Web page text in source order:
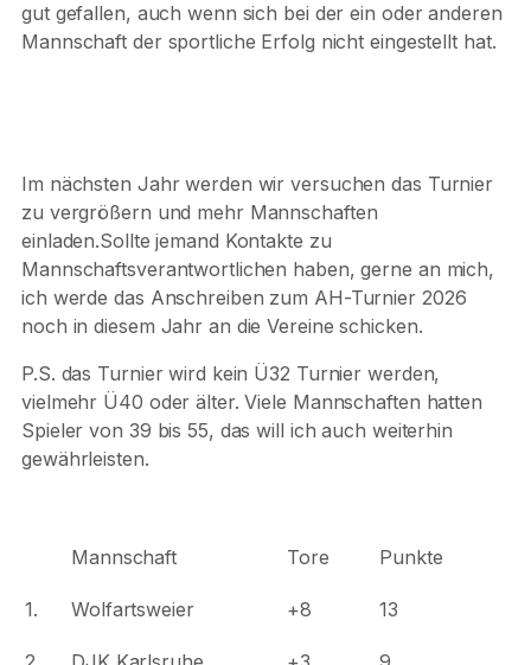
gut gefallen, auch wenn sich bei der ein oder anderen
Mannschaft der sportliche Erfolg nicht eingestellt hat.
Im nächsten Jahr werden wir versuchen das Turnier
zu vergrößern und mehr Mannschaften
einladen.Sollte jemand Kontakte zu
Mannschaftsverantwortlichen haben, gerne an mich,
ich werde das Anschreiben zum AH-Turnier 2026
noch in diesem Jahr an die Vereine schicken.
P.S. das Turnier wird kein Ü32 Turnier werden,
vielmehr Ü40 oder älter. Viele Mannschaften hatten
Spieler von 39 bis 55, das will ich auch weiterhin
gewährleisten.
Mannschaft Tore Punkte
1. Wolfartsweier +8 13